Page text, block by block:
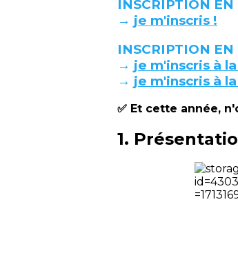
INSCRIPTION
→ je m'inscris !
INSCRIPTION
→ je m'inscris à
→ je m'inscris à
✅ Et cette année,
1.